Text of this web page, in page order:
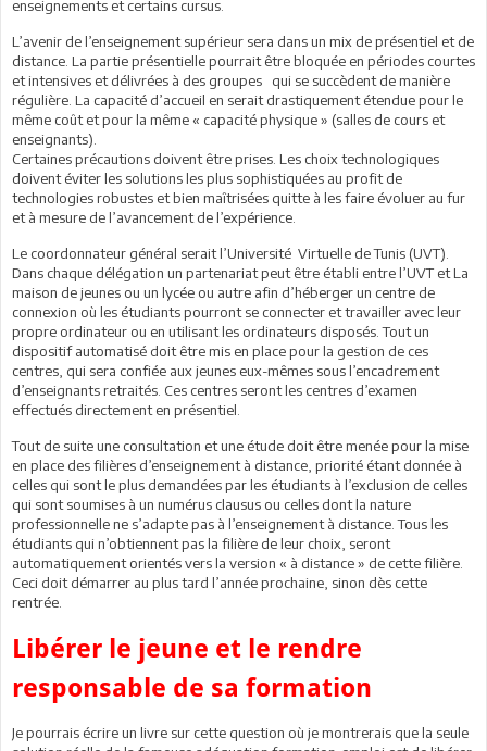
enseignements et certains cursus.
L’avenir de l’enseignement supérieur sera dans un mix de présentiel et de
distance. La partie présentielle pourrait être bloquée en périodes courtes
et intensives et délivrées à des groupes qui se succèdent de manière
régulière. La capacité d’accueil en serait drastiquement étendue pour le
même coût et pour la même « capacité physique » (salles de cours et
enseignants).
Certaines précautions doivent être prises. Les choix technologiques
doivent éviter les solutions les plus sophistiquées au profit de
technologies robustes et bien maîtrisées quitte à les faire évoluer au fur
et à mesure de l’avancement de l’expérience.
Le coordonnateur général serait l’Université Virtuelle de Tunis (UVT).
Dans chaque délégation un partenariat peut être établi entre l’UVT et La
maison de jeunes ou un lycée ou autre afin d’héberger un centre de
connexion où les étudiants pourront se connecter et travailler avec leur
propre ordinateur ou en utilisant les ordinateurs disposés. Tout un
dispositif automatisé doit être mis en place pour la gestion de ces
centres, qui sera confiée aux jeunes eux-mêmes sous l’encadrement
d’enseignants retraités. Ces centres seront les centres d’examen
effectués directement en présentiel.
Tout de suite une consultation et une étude doit être menée pour la mise
en place des filières d’enseignement à distance, priorité étant donnée à
celles qui sont le plus demandées par les étudiants à l’exclusion de celles
qui sont soumises à un numérus clausus ou celles dont la nature
professionnelle ne s’adapte pas à l’enseignement à distance. Tous les
étudiants qui n’obtiennent pas la filière de leur choix, seront
automatiquement orientés vers la version « à distance » de cette filière.
Ceci doit démarrer au plus tard l’année prochaine, sinon dès cette
rentrée.
Libérer le jeune et le rendre
responsable de sa formation
Je pourrais écrire un livre sur cette question où je montrerais que la seule